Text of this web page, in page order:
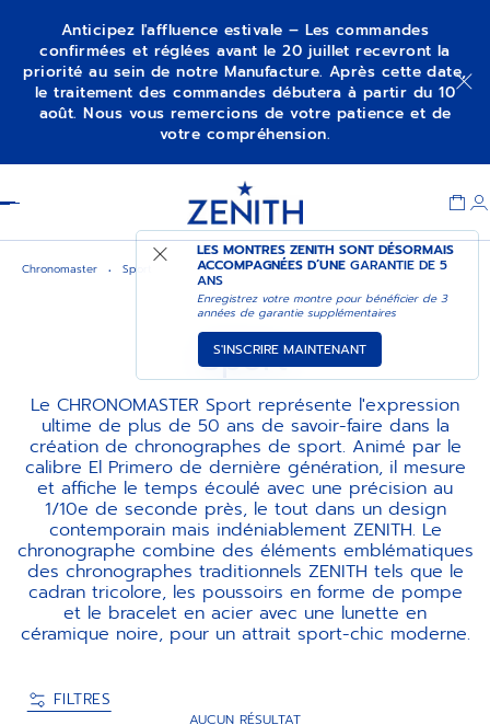
Anticipez l'affluence estivale – Les commandes
confirmées et réglées avant le 20 juillet recevront la
priorité au sein de notre Manufacture. Après cette date,
le traitement des commandes débutera à partir du 10
août. Nous vous remercions de votre patience et de
votre compréhension.
LES MONTRES ZENITH SONT DÉSORMAIS
ACCOMPAGNÉES D’UNEGARANTIE DE 5
ANS
Enregistrez votre montre pour bénéficier de 3
années de garantie supplémentaires
S'INSCRIRE MAINTENANT
Chronomaster Sport
Sport
Le CHRONOMASTER Sport représente l'expression
ultime de plus de 50 ans de savoir-faire dans la
création de chronographes de sport. Animé par le
calibre El Primero de dernière génération, il mesure
et affiche le temps écoulé avec une précision au
1/10e de seconde près, le tout dans un design
contemporain mais indéniablement ZENITH. Le
chronographe combine des éléments emblématiques
des chronographes traditionnels ZENITH tels que le
cadran tricolore, les poussoirs en forme de pompe
et le bracelet en acier avec une lunette en
céramique noire, pour un attrait sport-chic moderne.
FILTRES
AUCUN RÉSULTAT